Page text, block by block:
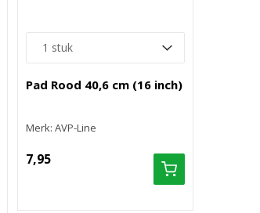
Pad Rood 40,6 cm (16 inch)
Merk: AVP-Line
7,95